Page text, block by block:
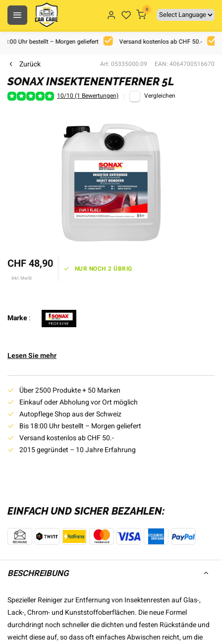
0
Uhr bestellt – Morgen geliefert Versand kostenlos ab CHF 50.-
Zurück Art: 05335000.09 EAN: 4064700516670
SONAX INSEKTENENTFERNER 5L
10/10 (1 Bewertungen) Vergleichen
CHF 48,90
Inkl. MwSt.
NUR NOCH 2 ÜBRIG
Marke:
Lesen Sie mehr
Über 2500 Produkte + 50 Marken
Einkauf oder Abholung vor Ort möglich
Autopflege Shop aus der Schweiz
Bis 18:00 Uhr bestellt – Morgen geliefert
Versand kostenlos ab CHF 50.-
2015 gegründet – 10 Jahre Erfahrung
EINFACH UND SICHER BEZAHLEN:
BESCHREIBUNG
Spezieller Reiniger zur Entfernung von Insektenresten auf Glas-,
Lack-, Chrom- und Kunststoffoberflächen. Die neue Formel
durchdringt noch schneller die dichten und festen Rückstände und
weicht diese auf, so dass oft einfaches Abwischen reicht, um die